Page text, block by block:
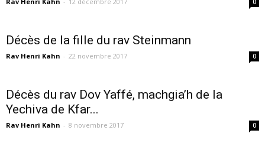
0
Décès de la fille du rav Steinmann
Rav Henri Kahn - 22 novembre 2017 0
Décès du rav Dov Yaffé, machgia’h de la
Yechiva de Kfar...
Rav Henri Kahn - 8 novembre 2017 0